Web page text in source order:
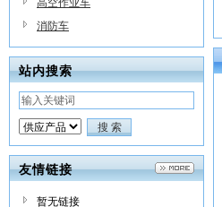
高空作业车
消防车
站内搜索
友情链接
暂无链接